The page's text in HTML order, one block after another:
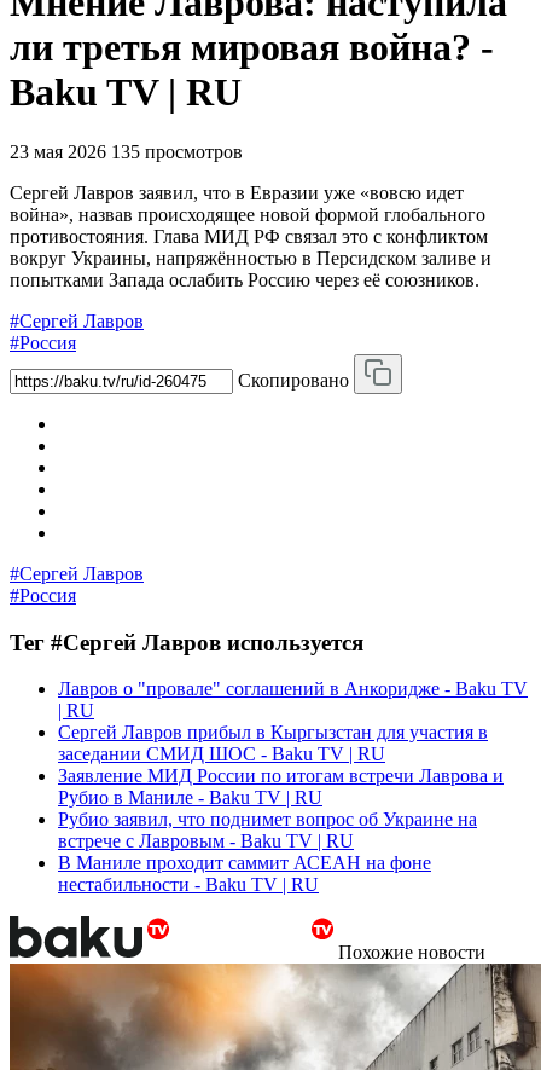
ли третья мировая война? -
Baku TV | RU
23 мая 2026 135 просмотров
Сергей Лавров заявил, что в Евразии уже «вовсю идет
война», назвав происходящее новой формой глобального
противостояния. Глава МИД РФ связал это с конфликтом
вокруг Украины, напряжённостью в Персидском заливе и
попытками Запада ослабить Россию через её союзников.
#Сергей Лавров
#Россия
Скопировано
#Сергей Лавров
#Россия
Тег #Сергей Лавров используется
Лавров о "провале" соглашений в Анкоридже - Baku TV
| RU
Сергей Лавров прибыл в Кыргызстан для участия в
заседании СМИД ШОС - Baku TV | RU
Заявление МИД России по итогам встречи Лаврова и
Рубио в Маниле - Baku TV | RU
Рубио заявил, что поднимет вопрос об Украине на
встрече с Лавровым - Baku TV | RU
В Маниле проходит саммит АСЕАН на фоне
нестабильности - Baku TV | RU
Похожие новости